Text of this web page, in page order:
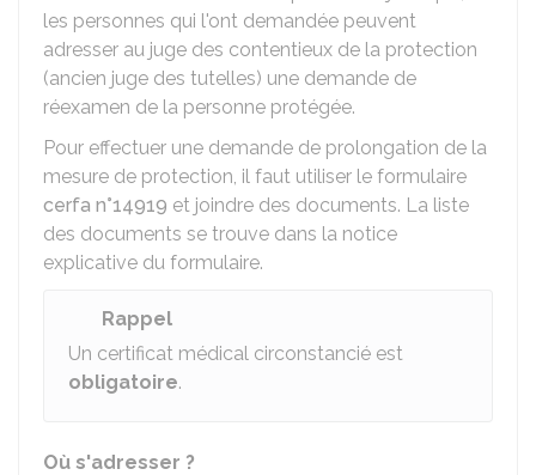
les personnes qui l'ont demandée peuvent
adresser au juge des contentieux de la protection
(ancien juge des tutelles) une demande de
réexamen de la personne protégée.
Pour effectuer une demande de prolongation de la
mesure de protection, il faut utiliser le formulaire
cerfa n°14919 et joindre des documents. La liste
des documents se trouve dans la notice
explicative du formulaire.
Rappel
Un certificat médical circonstancié est
obligatoire.
Où s'adresser ?